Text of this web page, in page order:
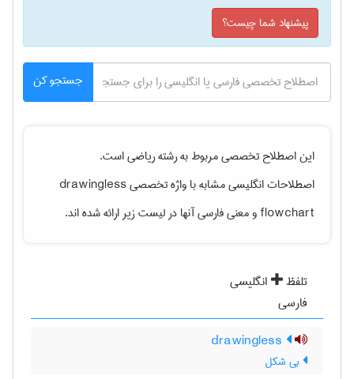
پیشنهاد شما چیست؟
جستجو کن
این اصطلاح تخصصی مربوط به رشتهرياضیاست.
اصطلاحات انگلیسی مشابه با واژه تخصصیdrawingless
flowchartو معنی فارسی آنها در لیست زیر ارائه شده اند.
تلفظ
انگلیسی
فارسی
بی شکل